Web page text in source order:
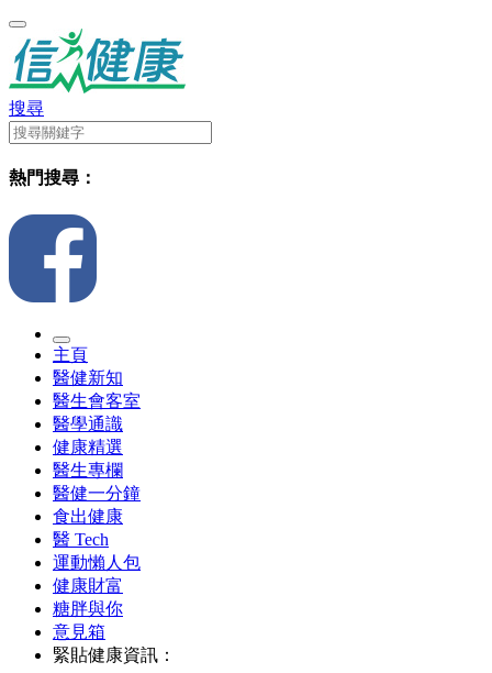
搜尋
熱門搜尋：
主頁
醫健新知
醫生會客室
醫學通識
健康精選
醫生專欄
醫健一分鐘
食出健康
醫 Tech
運動懶人包
健康財富
糖胖與你
意見箱
緊貼健康資訊：